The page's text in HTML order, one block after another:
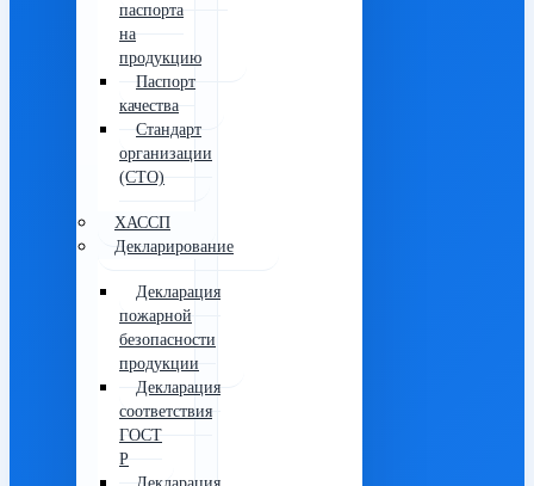
паспорта
на
продукцию
Паспорт
качества
Стандарт
организации
(СТО)
ХАССП
Декларирование
Декларация
пожарной
безопасности
продукции
Декларация
соответствия
ГОСТ
Р